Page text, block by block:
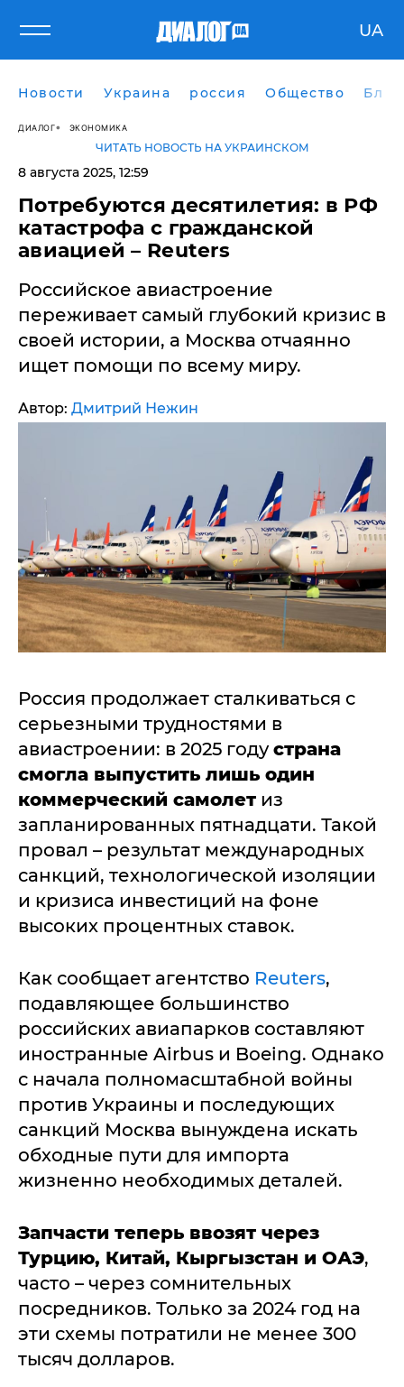
UA
Новости Украина россия Общество
ДИАЛОГ ЭКОНОМИКА
ЧИТАТЬ НОВОСТЬ НА УКРАИНСКОМ
8 августа 2025, 12:59
Потребуются десятилетия: в РФ
катастрофа с гражданской
авиацией – Reuters
Российское авиастроение
переживает самый глубокий кризис в
своей истории, а Москва отчаянно
ищет помощи по всему миру.
Автор: Дмитрий Нежин
Россия продолжает сталкиваться с
серьезными трудностями в
авиастроении: в 2025 годустрана
смогла выпустить лишь один
коммерческий самолет из
запланированных пятнадцати. Такой
провал – результат международных
санкций, технологической изоляции
и кризиса инвестиций на фоне
высоких процентных ставок.
Как сообщает агентство Reuters,
подавляющее большинство
российских авиапарков составляют
иностранные Airbus и Boeing. Однако
с начала полномасштабной войны
против Украины и последующих
санкций Москва вынуждена искать
обходные пути для импорта
жизненно необходимых деталей.
Запчасти теперь ввозят через
Турцию, Китай, Кыргызстан и ОАЭ,
часто – через сомнительных
посредников. Только за 2024 год на
эти схемы потратили не менее 300
тысяч долларов.